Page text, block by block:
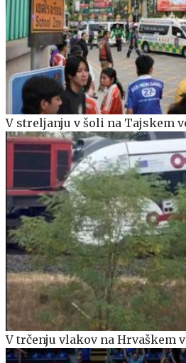
V streljanju v šoli na Tajskem
V trčenju vlakov na Hrvaškem